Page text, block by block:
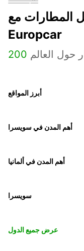
المطارات مع
Europcar
200
أبرز المواقع
أهم المدن في سويسرا
أهم المدن في ألمانيا
سويسرا
عرض جميع الدول